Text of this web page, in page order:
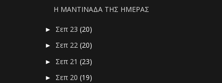
Η ΜΑΝΤΙΝΑΔΑ ΤΗΣ ΗΜΕΡΑΣ
► Σεπ 23(20)
► Σεπ 22(20)
► Σεπ 21(23)
► Σεπ 20(19)